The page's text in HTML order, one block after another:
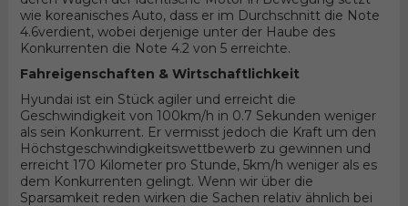
wie koreanisches Auto, dass er im Durchschnitt die Note
4.6verdient, wobei derjenige unter der Haube des
Konkurrenten die Note 4.2 von 5 erreichte.
Fahreigenschaften & Wirtschaftlichkeit
Hyundai ist ein Stück agiler und erreicht die
Geschwindigkeit von 100km/h in 0.7 Sekunden weniger
als sein Konkurrent. Er vermisst jedoch die Kraft um den
Höchstgeschwindigkeitswettbewerb zu gewinnen und
erreicht 170 Kilometer pro Stunde, 5km/h weniger als es
dem Konkurrenten gelingt. Wenn wir über die
Sparsamkeit reden wirken die Sachen relativ ähnlich bei